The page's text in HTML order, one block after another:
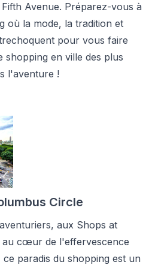
Avenue. Préparez-vous à
où la mode, la tradition et
pour vous faire
shopping en ville des plus
l'aventure !
Circle
aux Shops at
au cœur de l'effervescence
paradis du shopping est un